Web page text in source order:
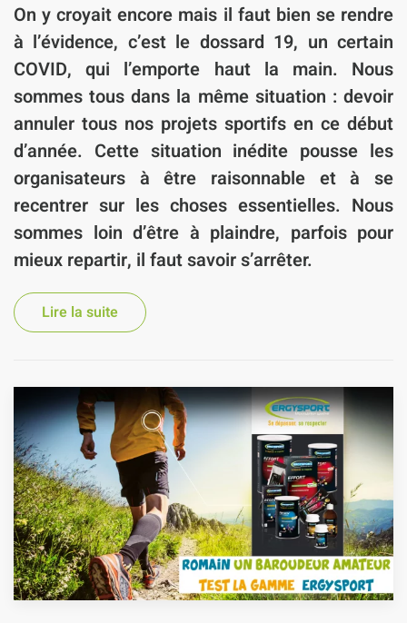
On y croyait encore mais il faut bien se rendre
à l’évidence, c’est le dossard 19, un certain
COVID, qui l’emporte haut la main. Nous
sommes tous dans la même situation : devoir
annuler tous nos projets sportifs en ce début
d’année. Cette situation inédite pousse les
organisateurs à être raisonnable et à se
recentrer sur les choses essentielles. Nous
sommes loin d’être à plaindre, parfois pour
mieux repartir, il faut savoir s’arrêter.
Lire la suite